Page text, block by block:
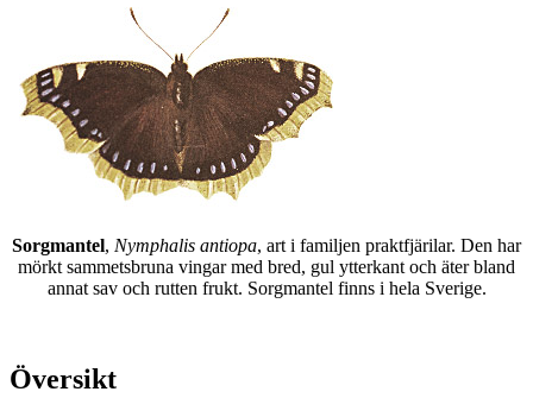
Sorgmantel, Nymphalis antiopa, art i familjen praktfjärilar. Den har
mörkt sammetsbruna vingar med bred, gul ytterkant och äter bland
annat sav och rutten frukt. Sorgmantel finns i hela Sverige.
Översikt